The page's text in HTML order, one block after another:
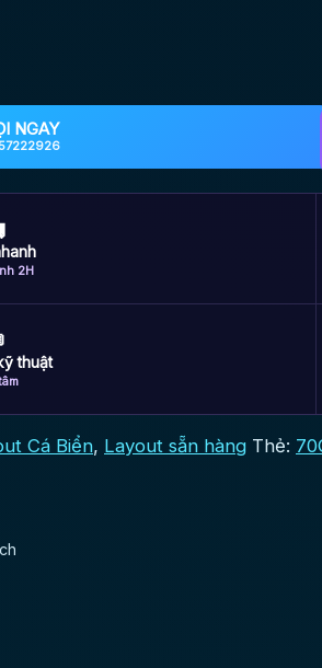
NGAY
2H
thuật
Cá Biển, Layout sẵn hàng Thẻ: